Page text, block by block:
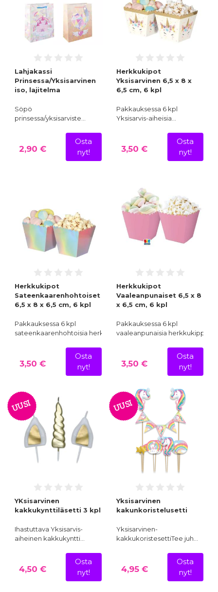
Lahjakassi
Prinsessa/Yksisarvinen
iso, lajitelma
Söpö
prinsessa/yksisarviste…
2,90 €
Osta
nyt!
Herkkukipot
Yksisarvinen 6,5 x 8 x
6,5 cm, 6 kpl
Pakkauksessa 6 kpl
Yksisarvis-aiheisia…
3,50 €
Osta
nyt!
Herkkukipot
Sateenkaarenhohtoiset
6,5 x 8 x 6,5 cm, 6 kpl
Pakkauksessa 6 kpl
sateenkaarenhohtoisia herkkuk…
3,50 €
Osta
nyt!
Herkkukipot
Vaaleanpunaiset 6,5 x 8
x 6,5 cm, 6 kpl
Pakkauksessa 6 kpl
vaaleanpunaisia
3,50 €
Osta
nyt!
UUSI
YKsisarvinen
kakkukynttiläsetti 3 kpl
Ihastuttava Yksisarvis-
aiheinen kakkukyntti…
4,50 €
Osta
nyt!
UUSI
Yksisarvinen
kakunkoristelusetti
Yksisarvinen-
kakkukoristesettiTee juh…
4,95 €
Osta
nyt!